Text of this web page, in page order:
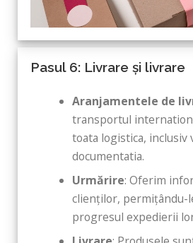
Pasul 6: Livrare și livrare
Aranjamentele de
transportul
toata logistica, inclusiv
documentatia.
Urmărire: Oferim
clienților, permițându-
progresul expedierii